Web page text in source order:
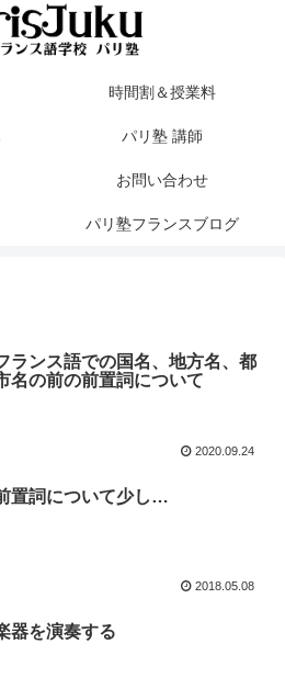
時間割＆授業料
パリ塾 講師
お問い合わせ
パリ塾フランスブログ
ランス語での国名、地方名、都
名の前の前置詞について
2020.09.24
置詞について少し…
2018.05.08
器を演奏する